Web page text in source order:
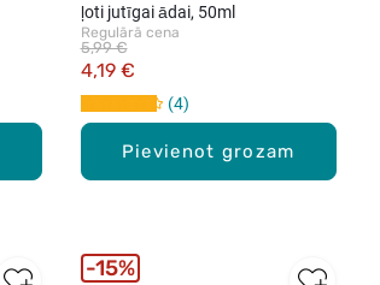
Pievienot grozam
ļoti jutīgai ādai, 50ml
Regulārā cena
4,19 €
5,99 €
4
15%